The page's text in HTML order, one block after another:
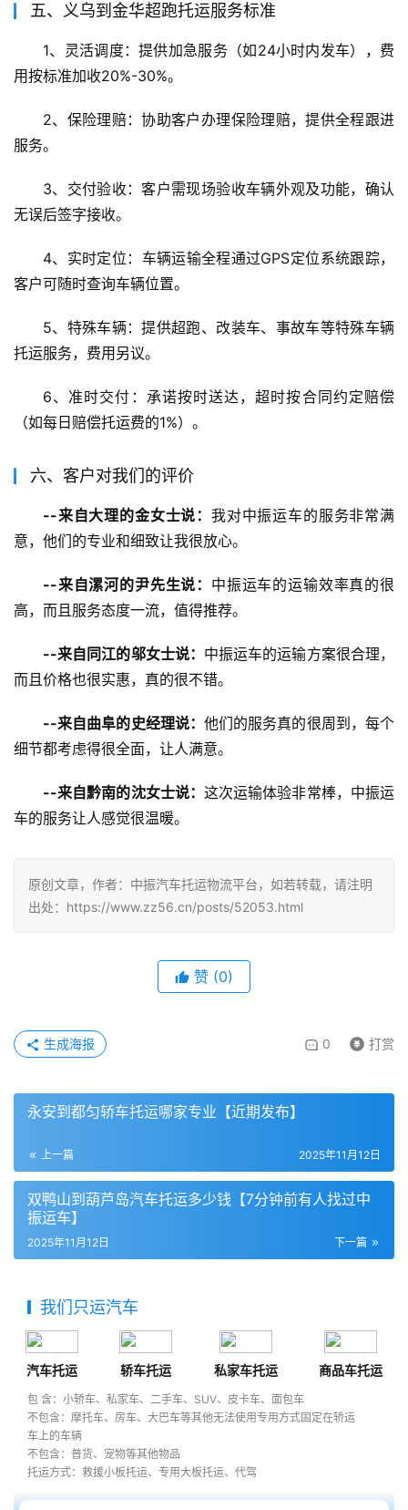
五、义乌到金华超跑托运服务标准
1、灵活调度：提供加急服务（如24小时内发车），费
用按标准加收20%-30%。
2、保险理赔：协助客户办理保险理赔，提供全程跟进
服务。
3、交付验收：客户需现场验收车辆外观及功能，确认
无误后签字接收。
4、实时定位：车辆运输全程通过GPS定位系统跟踪，
客户可随时查询车辆位置。
5、特殊车辆：提供超跑、改装车、事故车等特殊车辆
托运服务，费用另议。
6、准时交付：承诺按时送达，超时按合同约定赔偿
（如每日赔偿托运费的1%）。
六、客户对我们的评价
--来自大理的金女士说： 我对中振运车的服务非常满
意，他们的专业和细致让我很放心。
--来自漯河的尹先生说： 中振运车的运输效率真的很
高，而且服务态度一流，值得推荐。
--来自同江的邬女士说： 中振运车的运输方案很合理，
而且价格也很实惠，真的很不错。
--来自曲阜的史经理说： 他们的服务真的很周到，每个
细节都考虑得很全面，让人满意。
--来自黔南的沈女士说： 这次运输体验非常棒，中振运
车的服务让人感觉很温暖。
原创文章，作者：中振汽车托运物流平台，如若转载，请注明
出处：https://www.zz56.cn/posts/52053.html
赞 (0)
0 打赏
生成海报
永安到都匀轿车托运哪家专业【近期发布】
上一篇 2025年11月12日
双鸭山到葫芦岛汽车托运多少钱【7分钟前有人找过中
振运车】
下一篇
2025年11月12日
我们只运汽车
汽车托运 轿车托运 私家车托运 商品车托运
包 含：小轿车、私家车、二手车、SUV、皮卡车、面包车
不包含：摩托车、房车、大巴车等其他无法使用专用方式固定在轿运
车上的车辆
不包含：普货、宠物等其他物品
托运方式：救援小板托运、专用大板托运、代驾